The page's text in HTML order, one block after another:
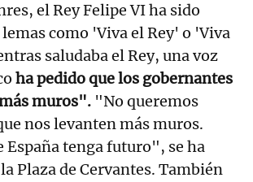
el Rey Felipe VI ha sido
como 'Viva el Rey' o 'Viva
saludaba el Rey, una voz
ha pedido que los gobernantes
muros". "No queremos
nos levanten más muros.
España tenga futuro", se ha
Plaza de Cervantes. También